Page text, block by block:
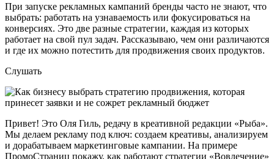
При запуске рекламных кампаний бренды часто не знают, что
выбрать: работать на узнаваемость или фокусироваться на
конверсиях. Это две разные стратегии, каждая из которых
работает на свой пул задач. Рассказываю, чем они различаются
и где их можно потестить для продвижения своих продуктов.
Слушать
Привет! Это Оля Гиль, редачу в креативной редакции «Рыба».
Мы делаем рекламу под ключ: создаем креативы, анализируем
и дорабатываем маркетинговые кампании. На примере
ПромоСтраниц покажу, как работают стратегии «Вовлечение»